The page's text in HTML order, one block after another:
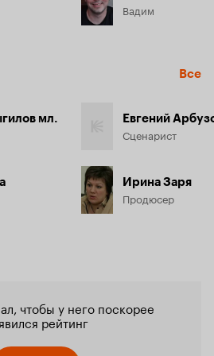
Вадим
Все
мл. Евгений
Сценарист
Ирина Заря
Продюсер
чтобы у него поскорее
рейтинг